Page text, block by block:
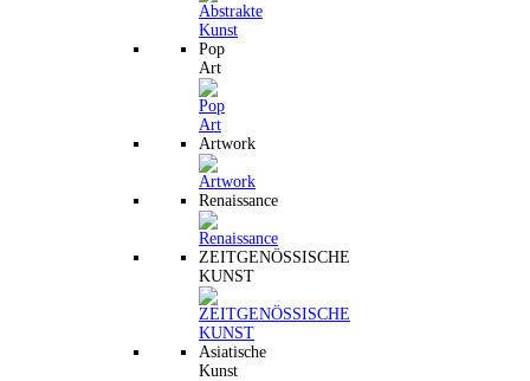
Pop
Art
Artwork
Renaissance
ZEITGENÖSSISCHE
KUNST
Asiatische
Kunst